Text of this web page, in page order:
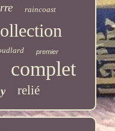
raincoast
premier
complet
relié